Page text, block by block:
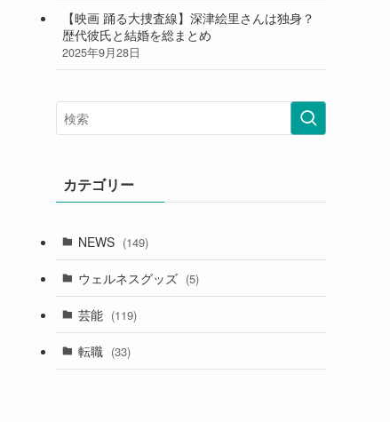
【映画 踊る大捜査線】深津絵里さんは独身？
歴代彼氏と結婚を総まとめ
2025年9月28日
カテゴリー
NEWS (149)
ウェルネスグッズ (5)
芸能 (119)
転職 (33)